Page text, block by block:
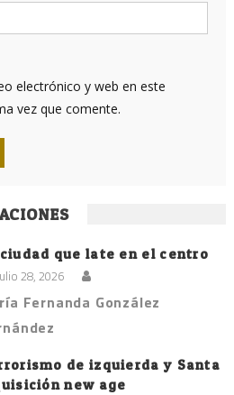
electrónico y web en este
vez que comente.
que late en el centro
28, 2026
Fernanda González
de izquierda y Santa
new age